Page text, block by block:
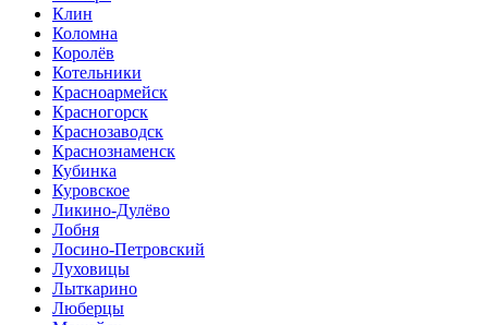
Клин
Коломна
Королёв
Котельники
Красноармейск
Красногорск
Краснозаводск
Краснознаменск
Кубинка
Куровское
Ликино-Дулёво
Лобня
Лосино-Петровский
Луховицы
Лыткарино
Люберцы